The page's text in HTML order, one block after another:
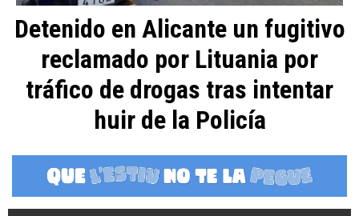
Detenido en Alicante un fugitivo
reclamado por Lituania por
tráfico de drogas tras intentar
huir de la Policía